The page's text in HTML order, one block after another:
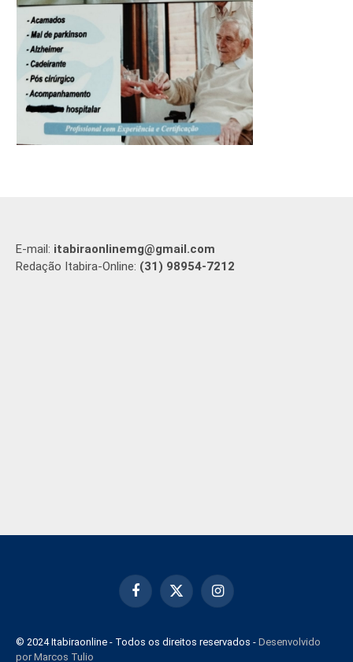
E-mail: itabiraonlinemg@gmail.com
Redação Itabira-Online: (31) 98954-7212
Facebook
X
Instagram
© 2024 Itabiraonline - Todos os direitos reservados - Desenvolvido
por Marcos Tulio